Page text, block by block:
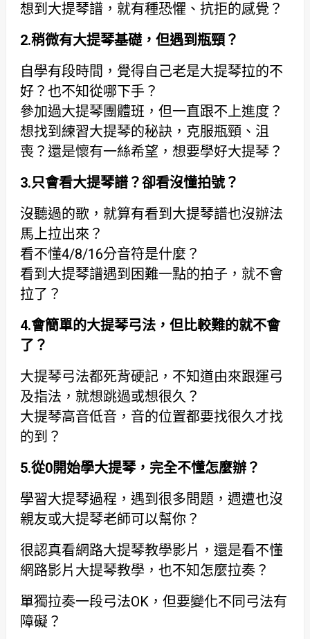
想到大提琴譜，就有種恐懼、抗拒的感覺？
2.稍微有大提琴基礎，但遇到瓶頸？
自學有段時間，覺得自己老是大提琴拉的不
好？也不知從哪下手？
參加過大提琴團體班，但一直跟不上進度？
想找到練習大提琴的秘訣，克服瓶頸、沮
喪？還是懷有一絲希望，想要學好大提琴？
3.只會看大提琴譜？卻看沒懂拍號？
沒聽過的歌，就算有看到大提琴譜也沒辦法
馬上拉出來？
看不懂4/8/16分音符是什麼？
看到大提琴譜遇到困難一點的拍子，就不會
拉了？
4.會簡單的大提琴弓法，但比較難的就不會
了？
大提琴弓法都死背硬記，不知道由來跟運弓
及指法，就想跳過或想很久？
大提琴高音低音，音的位置都要找很久才找
的到？
5.從0開始學大提琴，完全不懂怎麼辦？
學習大提琴過程，遇到很多問題，週遭也沒
親友或大提琴老師可以幫你？
很認真看網路大提琴教學影片，還是看不懂
網路影片大提琴教學，也不知怎麼拉奏？
單獨拉奏一段弓法OK，但要變化不同弓法有
障礙？